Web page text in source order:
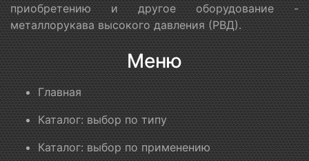
приобретению и другое оборудование -
металлорукава высокого давления (РВД).
Меню
Главная
Каталог: выбор по типу
Каталог: выбор по применению